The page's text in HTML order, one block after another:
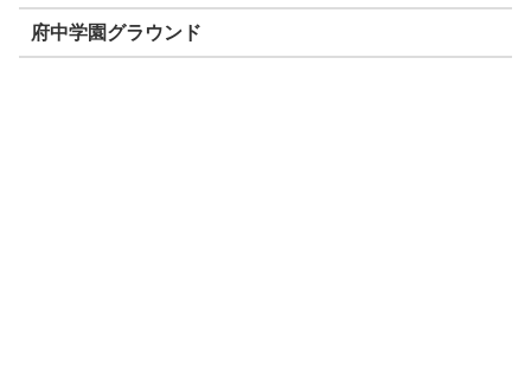
府中学園グラウンド